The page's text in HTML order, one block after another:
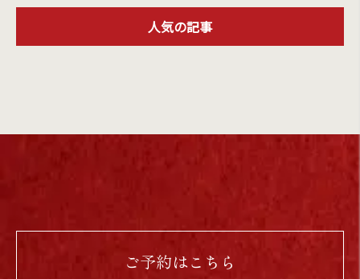
人気の記事
ご予約はこちら